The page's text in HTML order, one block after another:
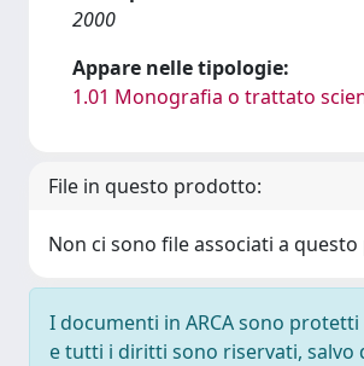
2000
Appare nelle tipologie:
1.01 Monografia o trattato
File in questo prodotto:
Non ci sono file associati a
I documenti in ARCA sono
e tutti i diritti sono riservati, salvo